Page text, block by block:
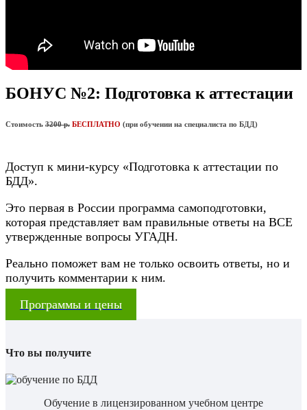
БОНУС №2: Подготовка к аттестации
Стоимость 3200 р. БЕСПЛАТНО (при обучении на специалиста по БДД)
Доступ к мини-курсу «Подготовка к аттестации по
БДД».
Это первая в России программа самоподготовки,
которая представляет вам правильные ответы на ВСЕ
утвержденные вопросы УГАДН.
Реально поможет вам не только освоить ответы, но и
получить комментарии к ним.
Программы и цены
Что вы получите
Обучение в лицензированном учебном центре